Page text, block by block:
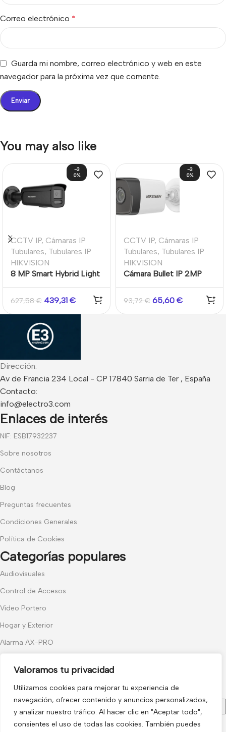
Valoramos tu privacidad
Utilizamos cookies para mejorar tu experiencia de
navegación, ofrecer contenido y anuncios personalizados,
y analizar nuestro tráfico. Al hacer clic en "Aceptar todo",
consientes el uso de todas las cookies. También puedes
Correo electrónico *
Guarda mi nombre, correo electrónico y web en este
navegador para la próxima vez que comente.
You may also like
-3
0%
CCTV IP, Cámaras IP
Tubulares, Tubulares IP
HIKVISION
8 MP Smart Hybrid Light
with ColorVu Fixed
Bullet Network Camera
627,58€ 439,31 €
-3
0%
CCTV IP, Cámaras IP
Tubulares, Tubulares IP
HIKVISION
Cámara Bullet IP 2MP
H265+ IP67 2.8mm
IR30m Hikvision
93,72€ 65,60 €
Dirección:
Av de Francia 234 Local - CP 17840 Sarria de Ter , España
Contacto:
info@electro3.com
Enlaces de interés
NIF: ESB17932237
Sobre nosotros
Contáctanos
Blog
Preguntas frecuentes
Condiciones Generales
Política de Cookies
Categorías populares
Audiovisuales
Control de Accesos
Video Portero
Hogar y Exterior
Alarma AX-PRO
Únete a nuestras novedades
Recibe las últimas novedades y promociones.